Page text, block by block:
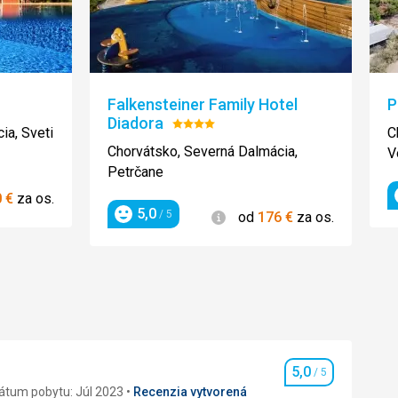
Sveti
€ za os.
Falkensteiner Family Hotel
Diadora Hodnotenie:
4/5
Chorvátsko, Severná Dalmácia,
Petrčane
Hodnotenie
5,0 / 5 Informácie
od 176 € za os.
Hodnotenie
5,0 / 5
pobytu: Júl 2023 Recenzia vytvorená